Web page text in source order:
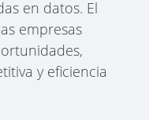
en datos. El
empresas
y eficiencia